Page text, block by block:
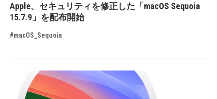
Apple、セキュリティを修正した「macOS Sequoia
15.7.9」を配布開始
#macOS_Sequoia